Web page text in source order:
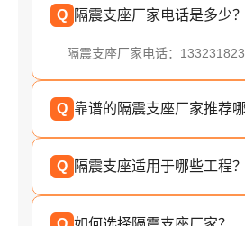
Q 隔震支座厂家电话是多少？
隔震支座厂家电话：
Q 靠谱的隔震支座厂家推荐哪
Q 隔震支座适用于哪些工程？